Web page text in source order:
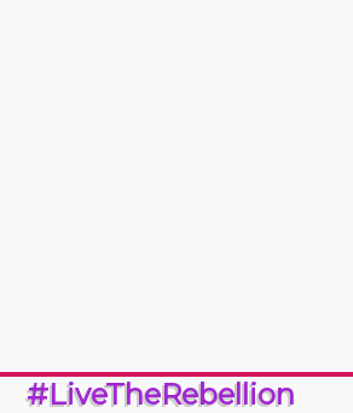
#LiveTheRebellion